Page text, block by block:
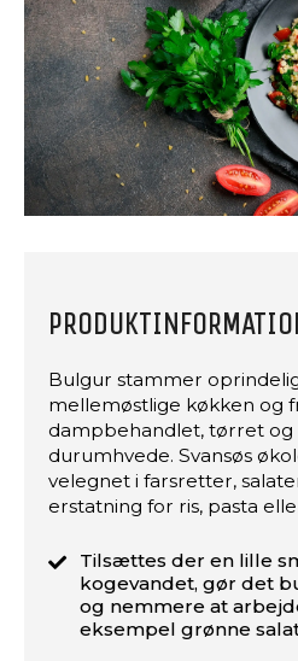
Bulgur stammer
mellemøstlige køkken og
dampbehandlet, tørret
durumhvede. Svansøs
velegnet i farsretter,
erstatning for ris, pasta
Tilsættes der en lille
kogevandet, gør det
og nemmere at
eksempel grønne